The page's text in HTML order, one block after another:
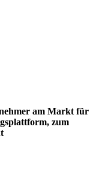
am Markt für
zum